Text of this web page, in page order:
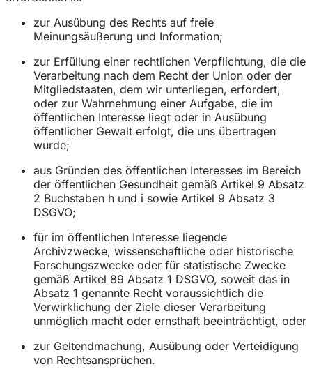
zur Ausübung des Rechts auf freie
Meinungsäußerung und Information;
zur Erfüllung einer rechtlichen Verpflichtung, die die
Verarbeitung nach dem Recht der Union oder der
Mitgliedstaaten, dem wir unterliegen, erfordert,
oder zur Wahrnehmung einer Aufgabe, die im
öffentlichen Interesse liegt oder in Ausübung
öffentlicher Gewalt erfolgt, die uns übertragen
wurde;
aus Gründen des öffentlichen Interesses im Bereich
der öffentlichen Gesundheit gemäß Artikel 9 Absatz
2 Buchstaben h und i sowie Artikel 9 Absatz 3
DSGVO;
für im öffentlichen Interesse liegende
Archivzwecke, wissenschaftliche oder historische
Forschungszwecke oder für statistische Zwecke
gemäß Artikel 89 Absatz 1 DSGVO, soweit das in
Absatz 1 genannte Recht voraussichtlich die
Verwirklichung der Ziele dieser Verarbeitung
unmöglich macht oder ernsthaft beeinträchtigt, oder
zur Geltendmachung, Ausübung oder Verteidigung
von Rechtsansprüchen.